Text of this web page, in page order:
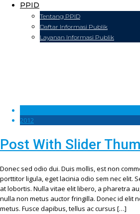
PPID
Tentang PPID
Daftar Informasi Publik
Layanan Informasi Publik
2012
Post With Slider
Donec sed odio dui. Duis mollis, est non
porttitor ligula, eget lacinia odio sem nec elit.
at lobortis. Nulla vitae elit libero, a pharetra
nulla non metus auctor fringilla. Donec id elit
metus. Fusce dapibus, tellus ac cursus […]